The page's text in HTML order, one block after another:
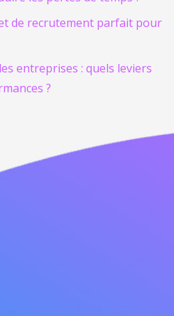
de recrutement parfait pour
entreprises : quels leviers
?